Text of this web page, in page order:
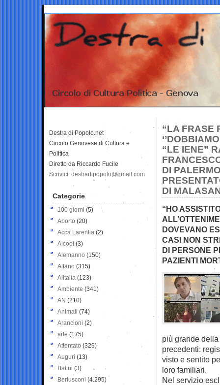
“LA FRASE
“LE IENE”
DI
DI
“HO
DOVEVANO
CASI NON
DI PERSONE
PAZIENTI
più grande
precedenti:
visto e sentito
loro familiari.
Nel servizio
Destra di Popolo.net
Circolo Genovese di Cultura e
Politica
Diretto da Riccardo Fucile
Scrivici: destradipopolo@gmail.com
Categorie
100 giorni (5)
Aborto (20)
Acca Larentia (2)
Alcool (3)
Alemanno (150)
Alfano (315)
Alitalia (123)
Ambiente (341)
AN (210)
Animali (74)
Arancioni (2)
arte (175)
Attentato (329)
Auguri (13)
Batini (3)
Berlusconi (4.295)